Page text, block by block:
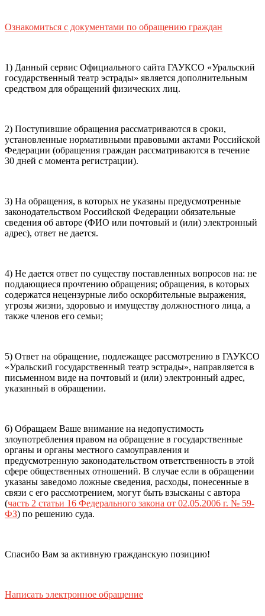
мобильный номер телефона
Способ оплаты
Банковская карта
карта
правила возвратабилетов, а такжеправила посещения
театра.
Я ознакомлен(-а) сПолитикой ГАУКСО
«УГТЭ» в отношении обработки персональных данных
(политикой конфиденциальности)
своё согласие на обработку своих персональных данных
покупаю билет(-ы) для лиц, соответсвующих возрастной
категории мероприятия.
Подтвердить
Ознакомиться с документами по обращению граждан
1) Данный сервис Официального сайта ГАУКСО «Уральский
государственный театр эстрады» является дополнительным
средством для обращений физических лиц.
2) Поступившие обращения рассматриваются в сроки,
установленные нормативными правовыми актами Российской
Федерации (обращения граждан рассматриваются в течение
30 дней с момента регистрации).
3) На обращения, в которых не указаны предусмотренные
законодательством Российской Федерации обязательные
сведения об авторе (ФИО или почтовый и (или) электронный
адрес), ответ не дается.
4) Не дается ответ по существу поставленных вопросов на: не
поддающиеся прочтению обращения; обращения, в которых
содержатся нецензурные либо оскорбительные выражения,
угрозы жизни, здоровью и имуществу должностного лица, а
также членов его семьи;
5) Ответ на обращение, подлежащее рассмотрению в ГАУКСО
«Уральский государственный театр эстрады», направляется в
письменном виде на почтовый и (или) электронный адрес,
указанный в обращении.
6) Обращаем Ваше внимание на недопустимость
злоупотребления правом на обращение в государственные
органы и органы местного самоуправления и
предусмотренную законодательством ответственность в этой
сфере общественных отношений. В случае если в обращении
указаны заведомо ложные сведения, расходы, понесенные в
связи с его рассмотрением, могут быть взысканы с автора
(часть 2 статьи 16 Федерального закона от 02.05.2006 г. № 59-
ФЗ) по решению суда.
Спасибо Вам за активную гражданскую позицию!
Написать электронное обращение